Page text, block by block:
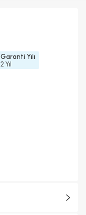
Garanti Yılı
2 Yıl